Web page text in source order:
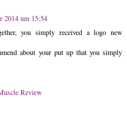
2014 um 15:54
you simply received a logo new
about your put up that you simply
Review